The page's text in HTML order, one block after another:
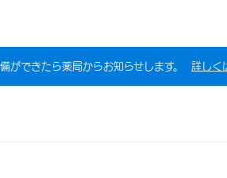
ができたら薬局からお知らせします。 詳しく